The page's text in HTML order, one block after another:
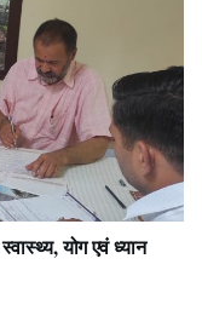
योग एवं ध्यान